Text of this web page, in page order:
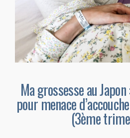
Ma grossesse au
pour menace
(3ème